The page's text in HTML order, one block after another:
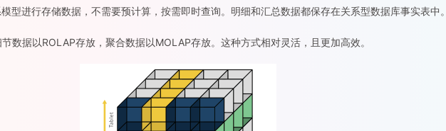
型进行存储数据，不需要预计算，按需即时查询。明细和汇总数据都保存在关系型数据库事实表中
数据以ROLAP存放，聚合数据以MOLAP存放。这种方式相对灵活，且更加高效。